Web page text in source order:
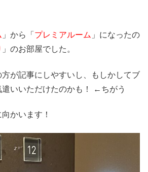
」から「 プレミアルーム 」になったの
」のお部屋でした。
が記事にしやすいし、もしかしてブ
遣いいただけたのかも！ ←ちがう
かいます！